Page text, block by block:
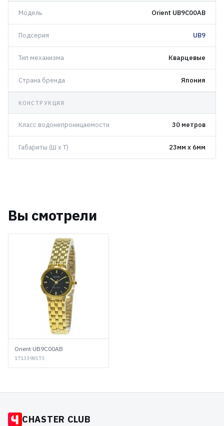
Модель Orient UB9C00AB
Подсерия UB9
Тип механизма Кварцевые
Страна бренда Япония
КОНСТРУКЦИЯ
Класс водонепроницаемости 30 метров
Габариты (Ш x Т) 23мм x 6мм
Вы смотрели
Orient UB9C00AB
1713398573
CHASTER CLUB